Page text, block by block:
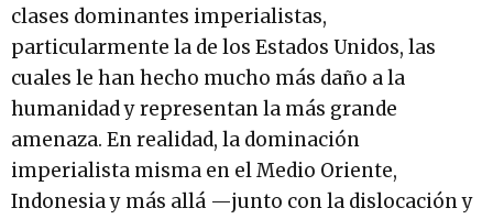
clases dominantes imperialistas,
particularmente la de los Estados Unidos, las
cuales le han hecho mucho más daño a la
humanidad y representan la más grande
amenaza. En realidad, la dominación
imperialista misma en el Medio Oriente,
Indonesia y más allá —junto con la dislocación y